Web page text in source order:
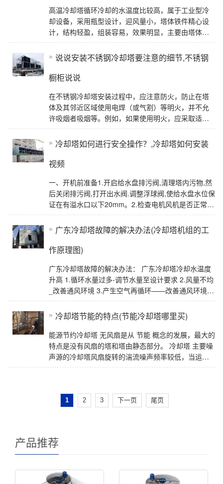
高温冷却塔循环冷却的水温度比较高，属于工业型冷
却设备，采用瓶型设计，迎风量小，塔体铁件精心设
计，结构轻盈，组装容易，效果明显，主要由塔体和
水盘、风扇、传动装置、散水装置等结构组成。下面
为 说说安装不锈钢冷却塔要注意的细节,不锈钢
橱柜说说
在不锈钢冷却塔安装过程中，应注意防火，防止在塔
体及其邻近区域使用电焊（或气割）等明火，并不允
许吸烟者吸烟等。例如，如果使用明火，应采取适当
的安全措施。不锈钢冷却塔底座应保持水平。支架应
冷却塔如何进行安全操作？,冷却塔如何安装
视频
一、开机前准备1.开启给水盘排污阀,清理塔内污物,然
后关闭排污阀,打开出水阀.调整浮球阀,使给水盘水位保
证在有溢水口以下20mm。2.检查电机风机是否正常。
云南冷却塔3.检查布水器转动
广东冷却塔故障的解决办法(冷却塔机组的工
作原理图)
广东冷却塔故障的解决办法： 广东冷却塔冷却水温度
升高 1.循环水量过多-调节水量至设计要求 2.风量不均
_改善通风环境 3.产生空气再循环——改善通风环境 4.
风量不足——调整风扇角度 5.
冷却塔节能的特点(节能冷却塔哪里买)
能源节约冷却塔 无风扇是从 节能 概念的发展，最大的
特点是没有风扇的塔和塔由静态部分。 冷却塔 主要噪
声源的冷却塔风扇旋转的湍流噪声频率较低，当运和
电机的噪音问题和输电线路，工作没
1 2 3 下一页 尾页
产品推荐